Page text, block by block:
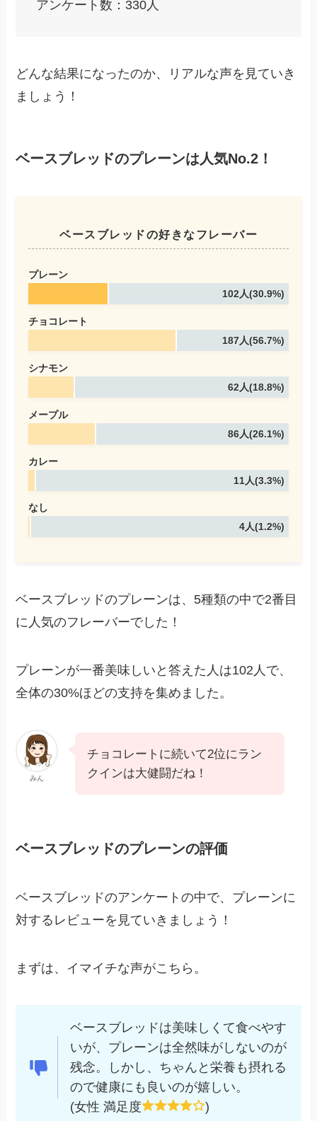
アンケート数：330人
どんな結果になったのか、リアルな声を見ていき
ましょう！
ベースブレッドのプレーンは人気No.2！
ベースブレッドの好きなフレーバー
プレーン
102人(30.9%)
チョコレート
187人(56.7%)
シナモン
62人(18.8%)
メープル
86人(26.1%)
カレー
11人(3.3%)
なし
4人(1.2%)
ベースブレッドのプレーンは、5種類の中で2番目
に人気のフレーバーでした！
プレーンが一番美味しいと答えた人は102人で、
全体の30%ほどの支持を集めました。
みん
チョコレートに続いて2位にラン
クインは大健闘だね！
ベースブレッドのプレーンの評価
ベースブレッドのアンケートの中で、プレーンに
対するレビューを見ていきましょう！
まずは、イマイチな声がこちら。
ベースブレッドは美味しくて食べやす
いが、プレーンは全然味がしないのが
残念。しかし、ちゃんと栄養も摂れる
ので健康にも良いのが嬉しい。
(女性 満足度
)